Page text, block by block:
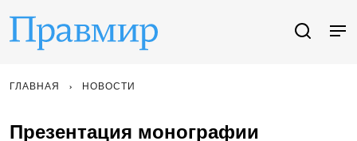
ГЛАВНАЯ НОВОСТИ
Презентация монографии